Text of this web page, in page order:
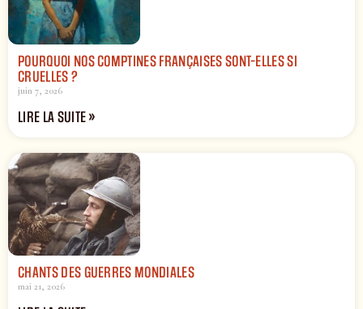
POURQUOI NOS COMPTINES FRANÇAISES SONT-ELLES SI
CRUELLES ?
juin 7, 2026
LIRE LA SUITE »
CHANTS DES GUERRES MONDIALES
mai 21, 2026